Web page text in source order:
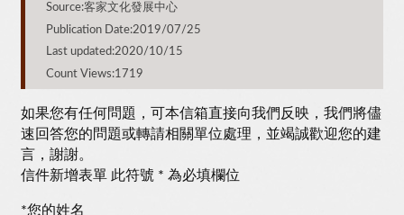
Source:客家文化發展中心
Publication Date:2019/07/25
Last updated:2020/10/15
Count Views:1719
如果您有任何問題，可本信箱直接向我們反映，我們將儘
速回答您的問題或轉請相關單位處理，並竭誠歡迎您的建
言，謝謝。
信件新增表單 此符號 * 為必填欄位
*您的姓名